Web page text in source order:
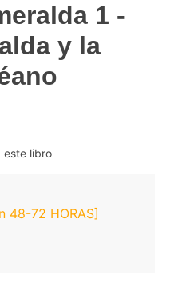
1 -
y la
este libro
48-72 HORAS]